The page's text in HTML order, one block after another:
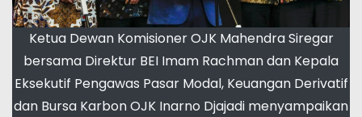
Ketua Dewan Komisioner OJK Mahendra Siregar
bersama Direktur BEI Imam Rachman dan Kepala
Eksekutif Pengawas Pasar Modal, Keuangan Derivatif
dan Bursa Karbon OJK Inarno Djajadi menyampaikan